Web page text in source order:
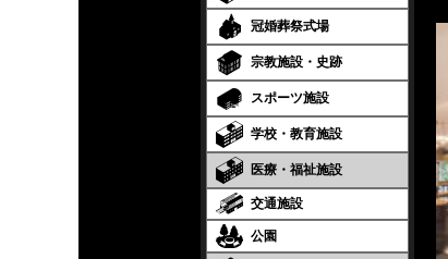
冠婚葬祭式場
宗教施設・史跡
スポーツ施設
学校・教育施設
医療・福祉施設
交通施設
公園